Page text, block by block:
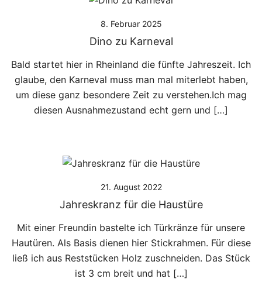
8. Februar 2025
Dino zu Karneval
Bald startet hier in Rheinland die fünfte Jahreszeit. Ich
glaube, den Karneval muss man mal miterlebt haben,
um diese ganz besondere Zeit zu verstehen.Ich mag
diesen Ausnahmezustand echt gern und […]
21. August 2022
Jahreskranz für die Haustüre
Mit einer Freundin bastelte ich Türkränze für unsere
Hautüren. Als Basis dienen hier Stickrahmen. Für diese
ließ ich aus Reststücken Holz zuschneiden. Das Stück
ist 3 cm breit und hat […]